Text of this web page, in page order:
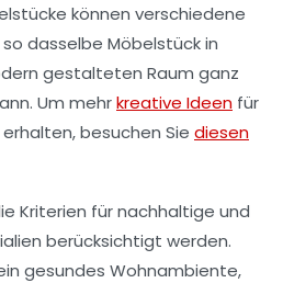
können verschiedene
dasselbe Möbelstück in
gestalteten Raum ganz
Um mehrkreative Ideen für
besuchen Sie diesen
Kriterien für nachhaltige und
berücksichtigt werden.
gesundes Wohnambiente,